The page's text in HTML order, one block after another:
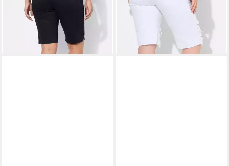
5-Pocket
35,99 €
lieferbar - in 2-3 Werktagen bei dir
Passform
23,99 €
39,99 €
lieferbar - in 2-3 Werktagen bei dir